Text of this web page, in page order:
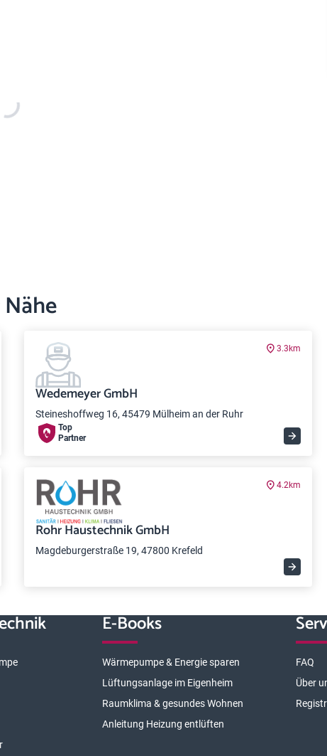
3.3km
Wedemeyer GmbH
Steineshoffweg 16, 45479 Mülheim an der Ruhr
Top
Partner
4.2km
Rohr Haustechnik GmbH
Magdeburgerstraße 19, 47800 Krefeld
E-Books
Wärmepumpe & Energie sparen
Lüftungsanlage im Eigenheim
Raumklima & gesundes Wohnen
Anleitung Heizung entlüften
FAQ
Über